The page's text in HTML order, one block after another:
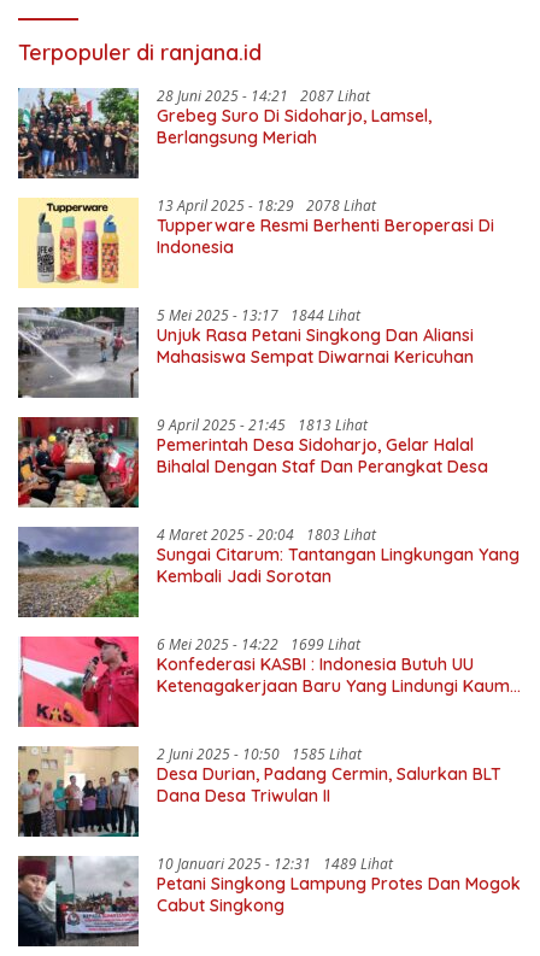
Terpopuler di ranjana.id
28 Juni 2025 - 14:21 2087 Lihat
Grebeg Suro Di Sidoharjo, Lamsel,
Berlangsung Meriah
13 April 2025 - 18:29 2078 Lihat
Tupperware Resmi Berhenti Beroperasi Di
Indonesia
5 Mei 2025 - 13:17 1844 Lihat
Unjuk Rasa Petani Singkong Dan Aliansi
Mahasiswa Sempat Diwarnai Kericuhan
9 April 2025 - 21:45 1813 Lihat
Pemerintah Desa Sidoharjo, Gelar Halal
Bihalal Dengan Staf Dan Perangkat Desa
4 Maret 2025 - 20:04 1803 Lihat
Sungai Citarum: Tantangan Lingkungan Yang
Kembali Jadi Sorotan
6 Mei 2025 - 14:22 1699 Lihat
Konfederasi KASBI : Indonesia Butuh UU
Ketenagakerjaan Baru Yang Lindungi Kaum
2 Juni 2025 - 10:50 1585 Lihat
Desa Durian, Padang Cermin, Salurkan BLT
Dana Desa Triwulan II
10 Januari 2025 - 12:31 1489 Lihat
Petani Singkong Lampung Protes Dan Mogok
Cabut Singkong